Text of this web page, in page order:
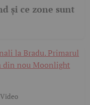
și ce zone sunt
Video